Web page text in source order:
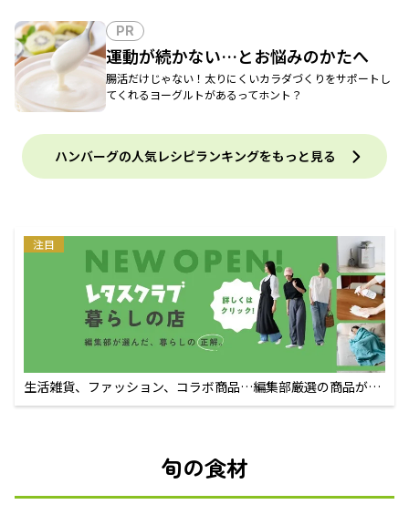
PR
運動が続かない…とお悩みのかたへ
腸活だけじゃない！太りにくいカラダづくりをサポートし
てくれるヨーグルトがあるってホント？
ハンバーグの人気レシピランキングをもっと見る
注目
生活雑貨、ファッション、コラボ商品…編集部厳選の商品が買
えるECサイト
旬の食材